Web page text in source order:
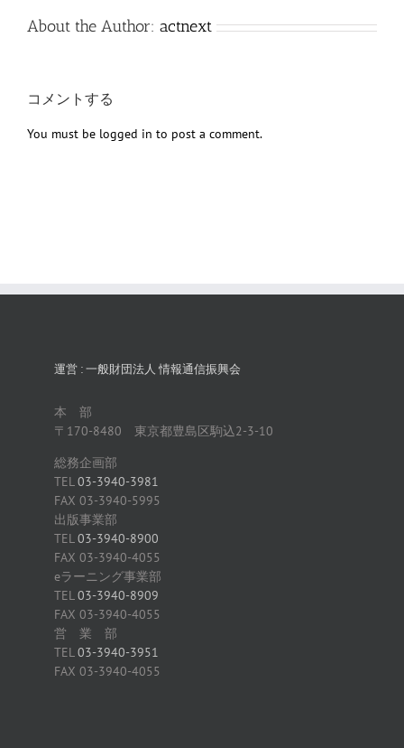
About the Author: actnext
コメントする
You must be logged in to post a comment.
運営 : 一般財団法人 情報通信振興会
本 部
〒170-8480 東京都豊島区駒込2-3-10
総務企画部
TEL03-3940-3981
FAX 03-3940-5995
出版事業部
TEL03-3940-8900
FAX 03-3940-4055
eラーニング事業部
TEL03-3940-8909
FAX 03-3940-4055
営 業 部
TEL03-3940-3951
FAX 03-3940-4055